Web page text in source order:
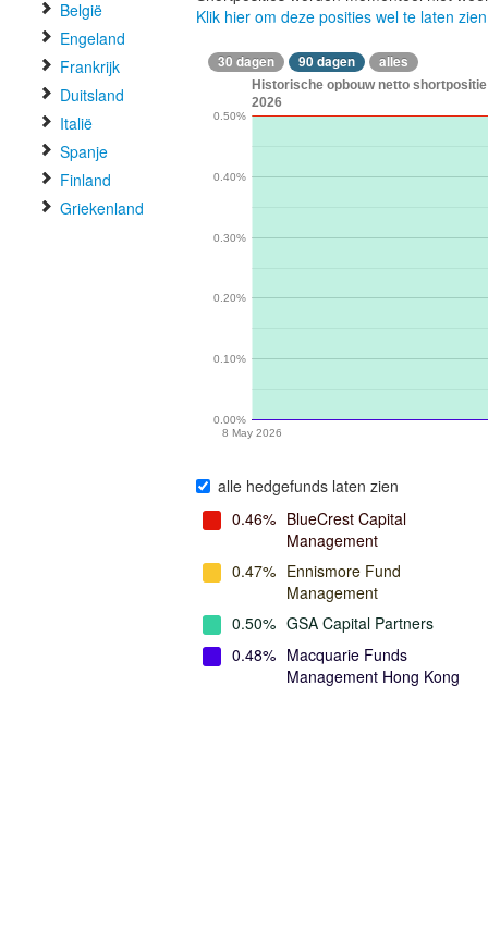
België
Engeland
Frankrijk
Duitsland
Italië
Spanje
Finland
Griekenland
Klik hier om deze posities wel te laten zien
30 dagen 90 dagen alles
Historische opbouw netto
2026
8 May 2026
0.00%
0.10%
0.20%
0.30%
0.40%
0.50%
alle hedgefunds laten zien
0.46% BlueCrest Capital
Management
0.47% Ennismore Fund
Management
0.50% GSA Capital Partners
0.48% Macquarie Funds
Management Hong Kong